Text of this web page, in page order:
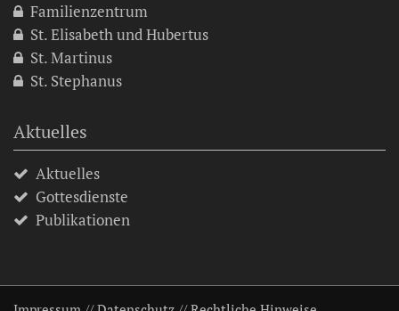
Familienzentrum
St. Elisabeth und Hubertus
St. Martinus
St. Stephanus
Aktuelles
Aktuelles
Gottesdienste
Publikationen